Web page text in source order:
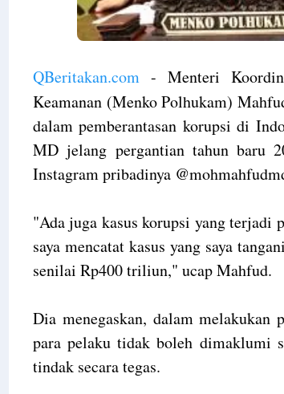
QBeritakan.com - Menteri
Keamanan (Menko Polhukam)
dalam pemberantasan korupsi di
MD jelang pergantian tahun baru
Instagram pribadinya
"Ada juga kasus korupsi yang terjadi
saya mencatat kasus yang saya
senilai Rp400 triliun," ucap Mahfud.
Dia menegaskan, dalam melakukan
para pelaku tidak boleh dimaklumi
tindak secara tegas.